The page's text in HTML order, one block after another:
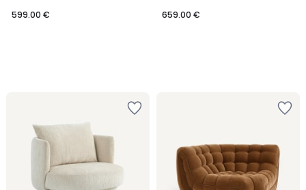
599.00 €
659.00 €